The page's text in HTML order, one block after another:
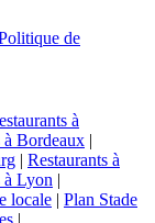
de
à
à Bordeaux |
| Restaurants à
à Lyon |
locale | Plan Stade